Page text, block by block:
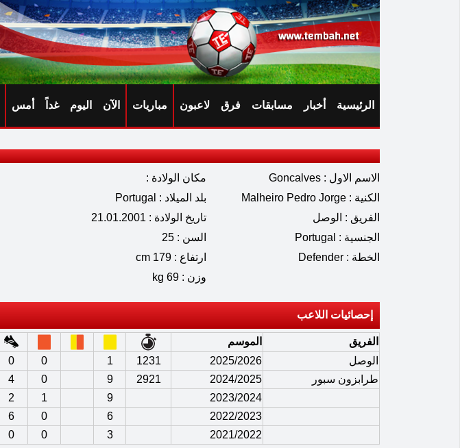
الرئيسية أخبار مسابقات فرق لاعبون مباريات الآن اليوم غداً أمس
الاسم الاول : Goncalves
الكنية : Malheiro Pedro Jorge
الفريق : الوصل
الجنسية : Portugal
الخطة : Defender
مكان الولادة :
بلد الميلاد : Portugal
تاريخ الولادة : 21.01.2001
السن : 25
ارتفاع : 179 cm
وزن : 69 kg
إحصائيات اللاعب
الفريق
الموسم
الوصل
2025/2026
1231
1
0
0
طرابزون سبور
2024/2025
2921
9
0
4
2023/2024
9
1
2
2022/2023
6
0
6
2021/2022
3
0
0